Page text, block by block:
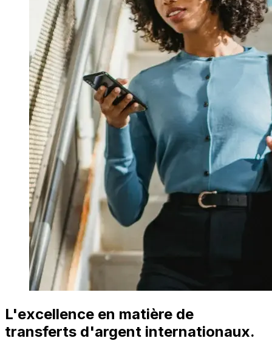
L'excellence en matière de
transferts d'argent internationaux.